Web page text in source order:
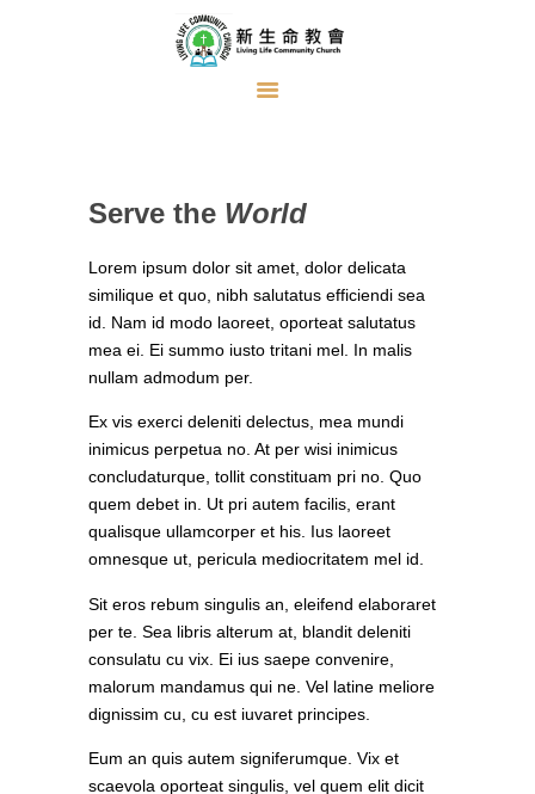
牧者的話
主日證道
教會事工
浸禮見證
建堂事工
Serve the World
Lorem ipsum dolor sit amet, dolor delicata
similique et quo, nibh salutatus efficiendi sea
id. Nam id modo laoreet, oporteat salutatus
mea ei. Ei summo iusto tritani mel. In malis
nullam admodum per.
Ex vis exerci deleniti delectus, mea mundi
inimicus perpetua no. At per wisi inimicus
concludaturque, tollit constituam pri no. Quo
quem debet in. Ut pri autem facilis, erant
qualisque ullamcorper et his. Ius laoreet
omnesque ut, pericula mediocritatem mel id.
Sit eros rebum singulis an, eleifend elaboraret
per te. Sea libris alterum at, blandit deleniti
consulatu cu vix. Ei ius saepe convenire,
malorum mandamus qui ne. Vel latine meliore
dignissim cu, cu est iuvaret principes.
Eum an quis autem signiferumque. Vix et
scaevola oporteat singulis, vel quem elit dicit